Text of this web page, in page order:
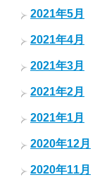
2021年5月
2021年4月
2021年3月
2021年2月
2021年1月
2020年12月
2020年11月